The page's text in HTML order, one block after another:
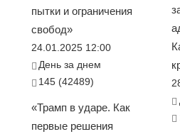
пытки и ограничения
свобод»
24.01.2025 12:00
День за днем
145 (42489)
«Трамп в ударе. Как
первые решения